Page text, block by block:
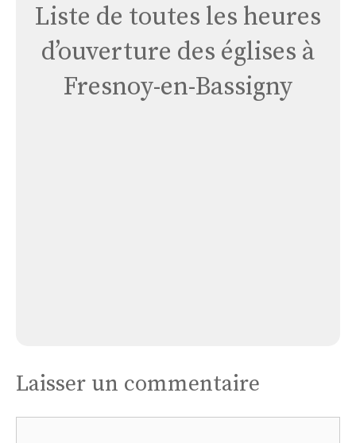
Liste de toutes les heures
d’ouverture des églises à
Fresnoy-en-Bassigny
Laisser un commentaire